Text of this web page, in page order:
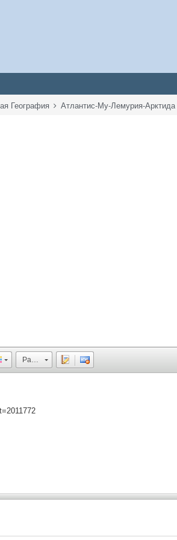
География Атлантис-Му-Лемурия-Арктида
Размер